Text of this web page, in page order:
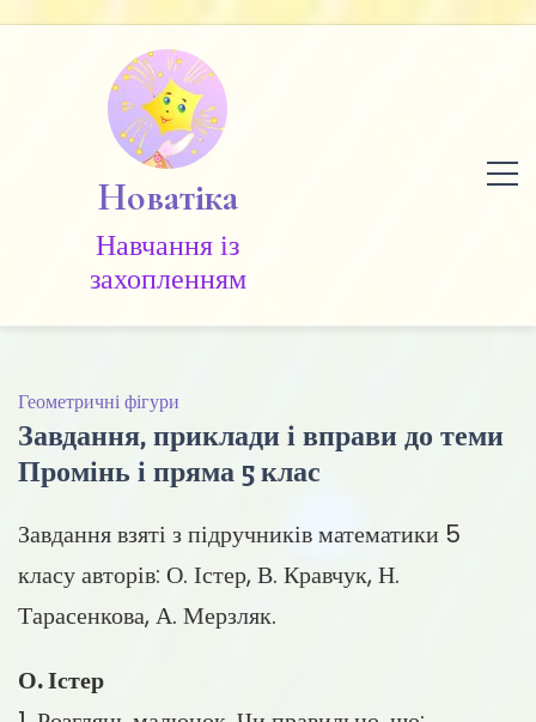
Новатіка
Навчання із
захопленням
Геометричні фігури
Завдання, приклади і вправи до теми
Промінь і пряма 5 клас
Завдання взяті з підручників математики 5
класу авторів: О. Істер, В. Кравчук, Н.
Тарасенкова, А. Мерзляк.
О. Істер